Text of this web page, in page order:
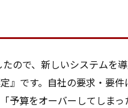
ので、新しいシステムを
』です。自社の要求・要
予算をオーバーしてしま